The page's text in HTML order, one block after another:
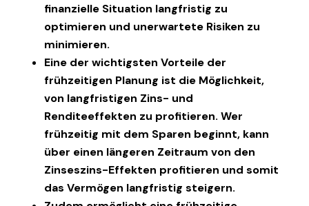
finanzielle Situation langfristig zu
optimieren und unerwartete Risiken zu
minimieren.
Eine der wichtigsten Vorteile der
frühzeitigen Planung ist die Möglichkeit,
von langfristigen Zins- und
Renditeeffekten zu profitieren. Wer
frühzeitig mit dem Sparen beginnt, kann
über einen längeren Zeitraum von den
Zinseszins-Effekten profitieren und somit
das Vermögen langfristig steigern.